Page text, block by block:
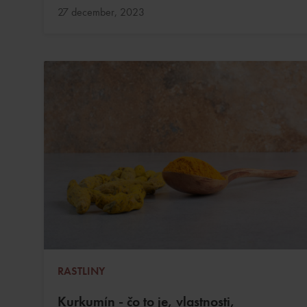
Aktualizované:
27 december, 2023
RASTLINY
Kurkumín - čo to je, vlastnosti,